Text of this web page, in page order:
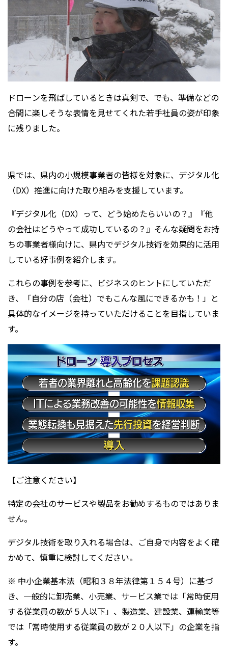
ドローンを飛ばしているときは真剣で、でも、準備などの
合間に楽しそうな表情を見せてくれた若手社員の姿が印象
に残りました。
県では、県内の小規模事業者の皆様を対象に、デジタル化
（DX）推進に向けた取り組みを支援しています。
『デジタル化（DX）って、どう始めたらいいの？』『他
の会社はどうやって成功しているの？』そんな疑問をお持
ちの事業者様向けに、県内でデジタル技術を効果的に活用
している好事例を紹介します。
これらの事例を参考に、ビジネスのヒントにしていただ
き、「自分の店（会社）でもこんな風にできるかも！」と
具体的なイメージを持っていただけることを目指していま
す。
【ご注意ください】
特定の会社のサービスや製品をお勧めするものではありま
せん。
デジタル技術を取り入れる場合は、ご自身で内容をよく確
かめて、慎重に検討してください。
※ 中小企業基本法（昭和３８年法律第１５４号）に基づ
き、一般的に卸売業、小売業、サービス業では「常時使用
する従業員の数が５人以下」、製造業、建設業、運輸業等
では「常時使用する従業員の数が２０人以下」の企業を指
す。